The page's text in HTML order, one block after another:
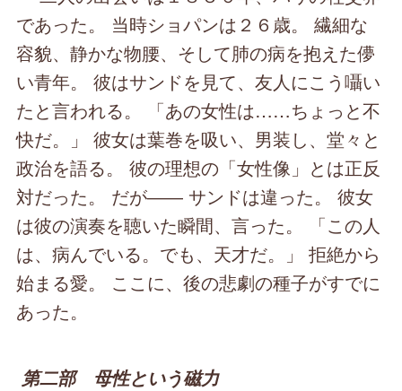
であった。 当時ショパンは２６歳。 繊細な
容貌、静かな物腰、そして肺の病を抱えた儚
い青年。 彼はサンドを見て、友人にこう囁い
たと言われる。 「あの女性は……ちょっと不
快だ。」 彼女は葉巻を吸い、男装し、堂々と
政治を語る。 彼の理想の「女性像」とは正反
対だった。 だが―― サンドは違った。 彼女
は彼の演奏を聴いた瞬間、言った。 「この人
は、病んでいる。でも、天才だ。」 拒絶から
始まる愛。 ここに、後の悲劇の種子がすでに
あった。
第二部 母性という磁力